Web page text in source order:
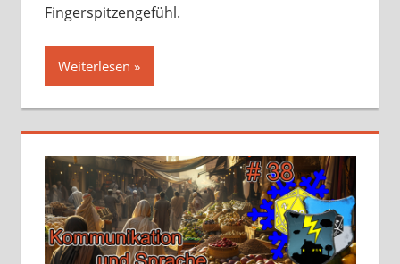
Fingerspitzengefühl.
Weiterlesen